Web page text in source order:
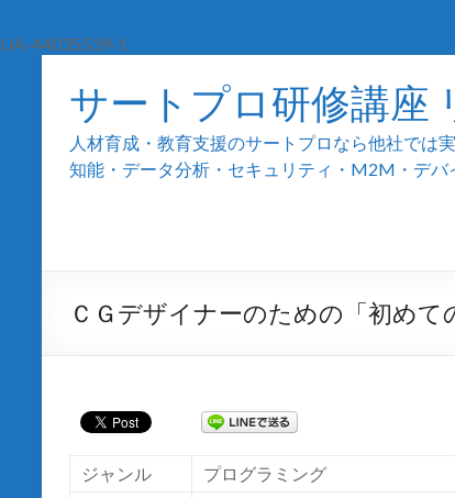
UA-44035539-1
サートプロ研修講座
人材育成・教育支援のサートプロなら他社では
知能・データ分析・セキュリティ・M2M・デ
ＣＧデザイナーのための「初めて
ジャンル
プログラミング